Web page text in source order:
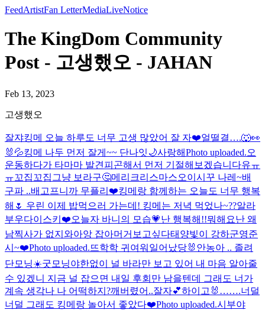
FeedArtistFan LetterMediaLiveNotice
The KingDom Community
Post - 고생했오 - JAHAN
Feb 13, 2023
고생했오
잘쟈킹메 오늘 하루도 너무 고생 많았어 잘 자❤️얼떨결….🐺👀
🐰💦킹메 나두 먼저 잘게~~ 단나잇🌙사랑해Photo uploaded.오
운동하다가 타마마 발견 피곤해서 먼저 기절해보겠습니다유ㅠ
ㅠ꼬집꼬집 그냥 보라구🤔메리크리스마스오이시꾸 나레~배
구파 ..배고프니까 무플리❤️킹메랑 함께하는 오늘도 너무 행복
해🌷 우린 이제 밥먹으러 가는데! 킹메는 저녁 먹었나~??알라
부우다이스키❤️오늘자 바니의 모습💗난 행복해!!뭐해요난 왜
남찍사가 없지 와아앙 잡아머거 보고싶다태양빛이 강하군영준
시~❤️Photo uploaded.뜨학학 귀여워 일어났당🐰 안농아 .. 졸려
단모닝☀️굿모닝야한없이 널 바라만 보고 있어 내 마음 알아줄
수 있겠니 지금 널 잡으면 내일 후회만 남을텐데 그래도 너가
계속 생각나 나 어떡하지?깨버렸어..잘자💕하이고🐰…….너덜
너덜 그래도 킹메랑 놀아서 좋았다❤️Photo uploaded.시부야